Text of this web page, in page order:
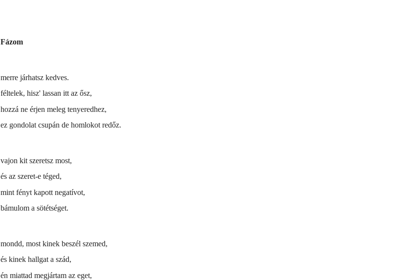
Fázom
merre járhatsz kedves.
féltelek, hisz' lassan itt az ősz,
hozzá ne érjen meleg tenyeredhez,
ez gondolat csupán de homlokot redőz.
vajon kit szeretsz most,
és az szeret-e téged,
mint fényt kapott negatívot,
bámulom a sötétséget.
mondd, most kinek beszél szemed,
és kinek hallgat a szád,
én miattad megjártam az eget,